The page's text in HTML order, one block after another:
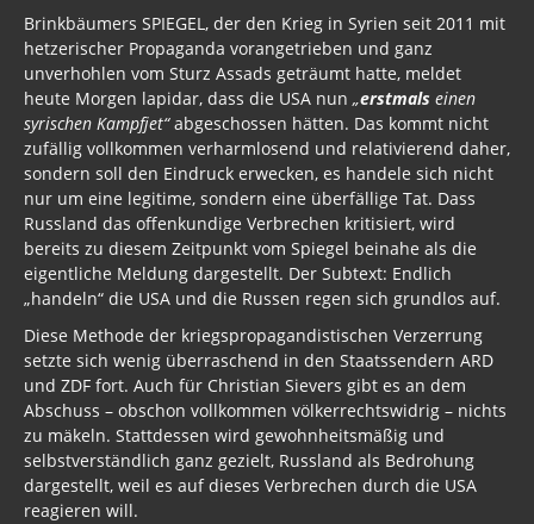
Brinkbäumers SPIEGEL, der den Krieg in Syrien seit 2011 mit
hetzerischer Propaganda vorangetrieben und ganz
unverhohlen vom Sturz Assads geträumt hatte, meldet
heute Morgen lapidar, dass die USA nun „erstmals einen
syrischen Kampfjet“abgeschossen hätten. Das kommt nicht
zufällig vollkommen verharmlosend und relativierend daher,
sondern soll den Eindruck erwecken, es handele sich nicht
nur um eine legitime, sondern eine überfällige Tat. Dass
Russland das offenkundige Verbrechen kritisiert, wird
bereits zu diesem Zeitpunkt vom Spiegel beinahe als die
eigentliche Meldung dargestellt. Der Subtext: Endlich
„handeln“ die USA und die Russen regen sich grundlos auf.
Diese Methode der kriegspropagandistischen Verzerrung
setzte sich wenig überraschend in den Staatssendern ARD
und ZDF fort. Auch für Christian Sievers gibt es an dem
Abschuss – obschon vollkommen völkerrechtswidrig – nichts
zu mäkeln. Stattdessen wird gewohnheitsmäßig und
selbstverständlich ganz gezielt, Russland als Bedrohung
dargestellt, weil es auf dieses Verbrechen durch die USA
reagieren will.